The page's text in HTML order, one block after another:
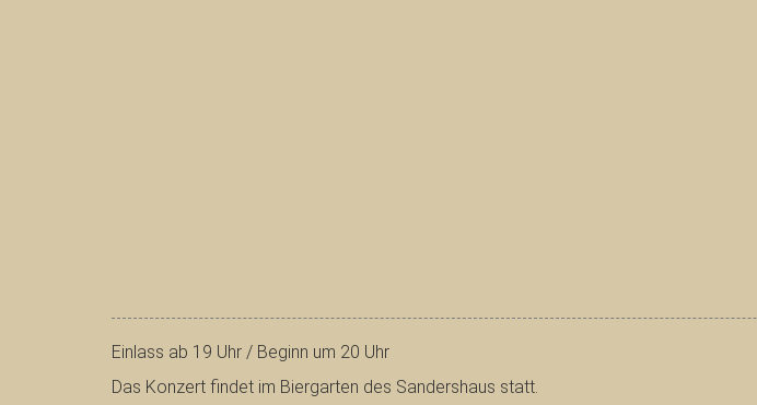
Einlass ab 19 Uhr / Beginn um 20 Uhr
Das Konzert findet im Biergarten des Sandershaus statt.